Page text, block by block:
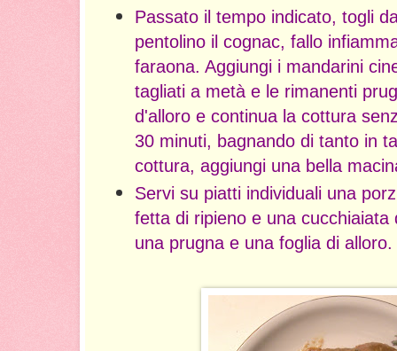
Passato il tempo indicato, togli
pentolino il cognac, fallo
faraona. Aggiungi i mandarini
tagliati a metà e le rimanenti
d'alloro e continua la cottura
30 minuti, bagnando di tanto in
cottura, aggiungi una bella
Servi su piatti individuali una
fetta di ripieno e una cucchiaiata
una prugna e una foglia di alloro.